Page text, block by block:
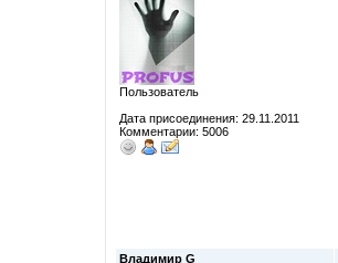
Пользователь
Дата присоединения: 29.11.2011
Комментарии: 5006
Владимир G